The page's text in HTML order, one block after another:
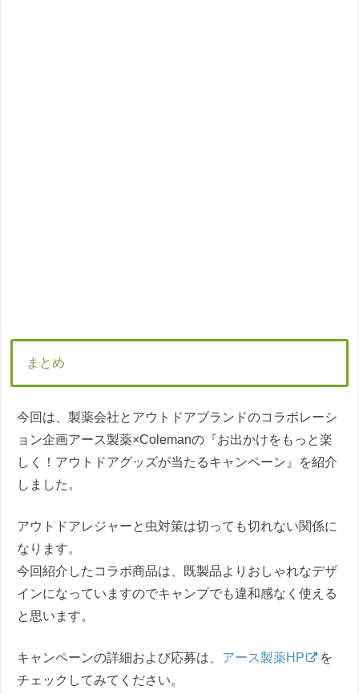
まとめ
今回は、製薬会社とアウトドアブランドのコラボレーシ
ョン企画アース製薬×Colemanの『お出かけをもっと楽
しく！アウトドアグッズが当たるキャンペーン』を紹介
しました。
アウトドアレジャーと虫対策は切っても切れない関係に
なります。
今回紹介したコラボ商品は、既製品よりおしゃれなデザ
インになっていますのでキャンプでも違和感なく使える
と思います。
キャンペーンの詳細および応募は、 アース製薬HP
を
チェックしてみてください。